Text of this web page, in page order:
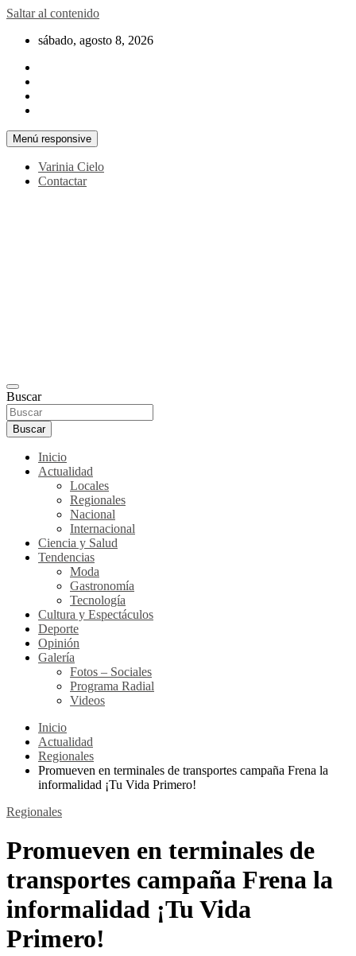
Saltar al contenido
sábado, agosto 8, 2026
Menú responsive
Varinia Cielo
Contactar
Buscar
Buscar
Inicio
Actualidad
Locales
Regionales
Nacional
Internacional
Ciencia y Salud
Tendencias
Moda
Gastronomía
Tecnología
Cultura y Espectáculos
Deporte
Opinión
Galería
Fotos – Sociales
Programa Radial
Videos
Inicio
Actualidad
Regionales
Promueven en terminales de transportes campaña Frena la
informalidad ¡Tu Vida Primero!
Regionales
Promueven en terminales de
transportes campaña Frena la
informalidad ¡Tu Vida
Primero!